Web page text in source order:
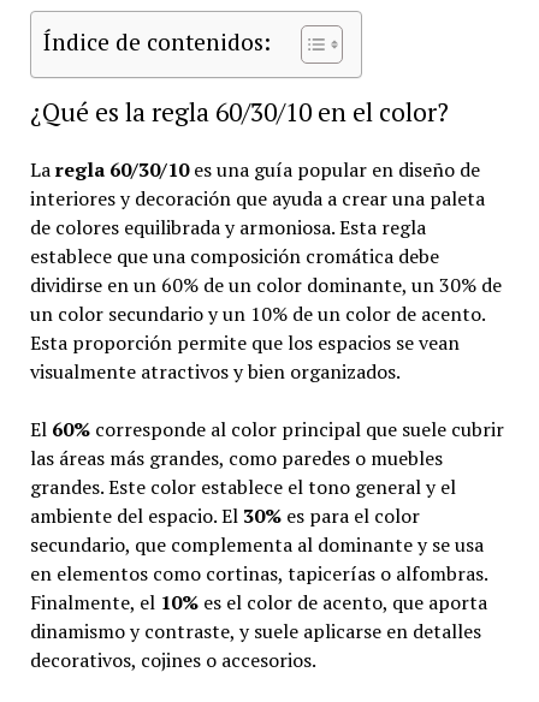
Índice de contenidos:
¿Qué es la regla 60/30/10 en el color?
Laregla 60/30/10es una guía popular en diseño de
interiores y decoración que ayuda a crear una paleta
de colores equilibrada y armoniosa. Esta regla
establece que una composición cromática debe
dividirse en un 60% de un color dominante, un 30% de
un color secundario y un 10% de un color de acento.
Esta proporción permite que los espacios se vean
visualmente atractivos y bien organizados.
El 60%corresponde al color principal que suele cubrir
las áreas más grandes, como paredes o muebles
grandes. Este color establece el tono general y el
ambiente del espacio. El 30%es para el color
secundario, que complementa al dominante y se usa
en elementos como cortinas, tapicerías o alfombras.
Finalmente, el 10%es el color de acento, que aporta
dinamismo y contraste, y suele aplicarse en detalles
decorativos, cojines o accesorios.